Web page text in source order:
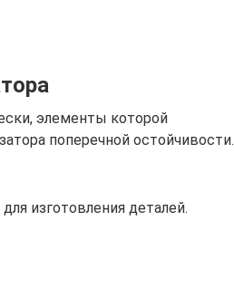
элементы которой
поперечной остойчивости.
изготовления деталей.